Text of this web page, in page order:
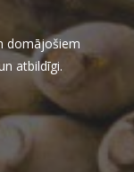
domājošiem
atbildīgi.